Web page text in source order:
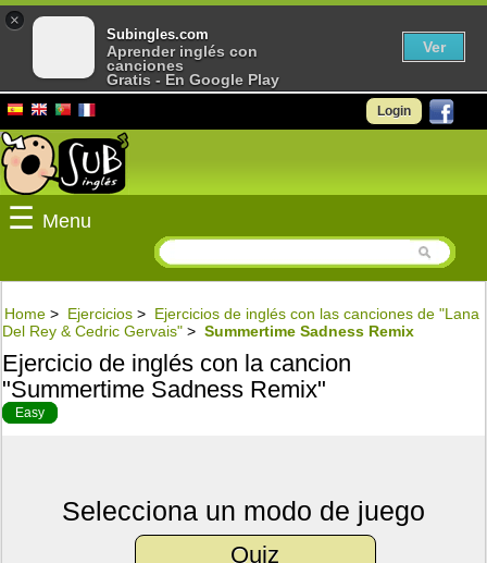
Login
☰ Menu
Home > Ejercicios > Ejercicios de inglés con las canciones de "Lana
Del Rey & Cedric Gervais" > Summertime Sadness Remix
Ejercicio de inglés con la cancion
"Summertime Sadness Remix"
Easy
Selecciona un modo de juego
Quiz
×
Subingles.com
Aprender inglés con
canciones
Gratis - En Google Play
Ver